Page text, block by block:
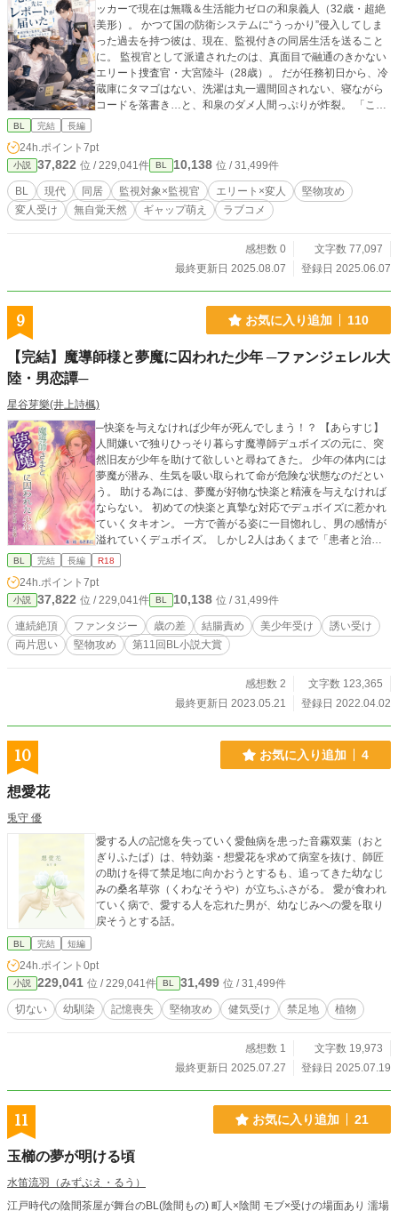
ッカーで現在は無職＆生活能力ゼロの和泉義人（32歳・超絶
美形）。 かつて国の防衛システムに“うっかり”侵入してしま
った過去を持つ彼は、現在、監視付きの同居生活を送ること
に。 監視官として派遣されたのは、真面目で融通のきかない
エリート捜査官・大宮陸斗（28歳）。 だが任務初日から、冷
蔵庫にタマゴはない、洗濯は丸一週間回されない、寝ながら
コードを落書き…と、和泉のダメ人間っぷりが炸裂。 「この
間にか“世話”してるし… しかもレポートは、だんだん恋文っ
ぽくなっていくし…？ 冷静な大宮の表情が、気づけば少しず
つ揺らぎはじめる。 そして和泉もまた、自分のために用意さ
れた朝ごはんや、一緒に過ごすことが当たり前になった日
常…心の中のコードが、少しずつ書き換えられていく。 ──
世話焼き×ツンデレ変人、心がじわじわ溶けていく、静かで可
BL 完結 長編
24h.ポイント 7pt
小説 37,822 位 / 229,041件 BL 10,138 位 / 31,499件
BL 現代 同居 監視対象×監視官 エリート×変人
堅物攻め
変人受け
無自覚天然 ギャップ萌え ラブコメ
感想数 0
文字数 77,097
最終更新日 2025.08.07
登録日 2025.06.07
9 お気に入り追加 110
【完結】魔導師様と夢魔に囚われた少年 ─ファンジェレル大
陸・男恋譚─
星谷芽樂(井上詩楓)
─快楽を与えなければ少年が死んでしまう！？ 【あらすじ】
人間嫌いで独りひっそり暮らす魔導師デュボイズの元に、突
然旧友が少年を助けて欲しいと尋ねてきた。 少年の体内には
夢魔が潜み、生気を吸い取られて命が危険な状態なのだとい
う。 助ける為には、夢魔が好物な快楽と精液を与えなければ
ならない。 初めての快楽と真摯な対応でデュボイズに惹かれ
ていくタキオン。 一方で善がる姿に一目惚れし、男の感情が
溢れていくデュボイズ。 しかし2人はあくまで「患者と治療
者」でしかない。 若さ故の好奇心で痴態に溺れていくタキオ
ュボイズ。 立場の違いで愛し合うことが許されない2人は、
今宵も治療という名の目交いを行う。 2人の出会いが後にフ
ァンジェネル大陸全土の未来を大きく変えていく。 デュボイ
ズとタキオンの運命の歯車が動き出す、ファンジェネル大
陸・男恋譚、第一幕。 ※「♥」が付く話数は性描写が記され
手元では約12万字で完結しています。暖かくお付き合い頂け
たら嬉しいです♪ コメントやリアクションも大変励みになり
BL 完結 長編 R18
24h.ポイント 7pt
小説 37,822 位 / 229,041件 BL 10,138 位 / 31,499件
連続絶頂 ファンタジー 歳の差 結腸責め 美少年受け
誘い受け
両片思い
堅物攻め 第11回BL小説大賞
感想数 2
文字数 123,365
最終更新日 2023.05.21
登録日 2022.04.02
10 お気に入り追加 4
想愛花
兎守 優
愛する人の記憶を失っていく愛蝕病を患った音霧双葉（おと
ぎりふたば）は、特効薬・想愛花を求めて病室を抜け、師匠
の助けを得て禁足地に向かおうとするも、追ってきた幼なじ
みの桑名草弥（くわなそうや）が立ちふさがる。 愛が食われ
ていく病で、愛する人を忘れた男が、幼なじみへの愛を取り
戻そうとする話。
BL 完結 短編
24h.ポイント 0pt
小説 229,041 位 / 229,041件 BL 31,499 位 / 31,499件
切ない 幼馴染 記憶喪失 堅物攻め 健気受け 禁足地 植物
感想数 1
文字数 19,973
最終更新日 2025.07.27
登録日 2025.07.19
11 お気に入り追加 21
玉櫛の夢が明ける頃
水笛流羽（みずぶえ・るう）
江戸時代の陰間茶屋が舞台のBL(陰間もの) 町人×陰間 モブ×受けの場面あり 濡場